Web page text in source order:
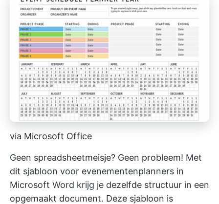
via Microsoft Office
Geen spreadsheetmeisje? Geen probleem! Met
dit sjabloon voor evenementenplanners in
Microsoft Word krijg je dezelfde structuur in een
opgemaakt document. Deze sjabloon is